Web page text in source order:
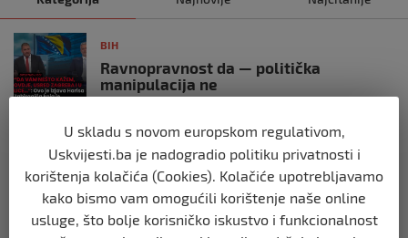
BIH
Ravnopravnost da — politička
manipulacija ne
BIH
Postoje razne špekulacije oko ukidanja
OHR-a – šta vi mislite?
prije 3 mjeseca
U skladu s novom europskom regulativom,
Uskvijesti.ba je nadogradio politiku privatnosti i
korištenja kolačića (Cookies). Kolačiće upotrebljavamo
kako bismo vam omogućili korištenje naše online
usluge, što bolje korisničko iskustvo i funkcionalnost